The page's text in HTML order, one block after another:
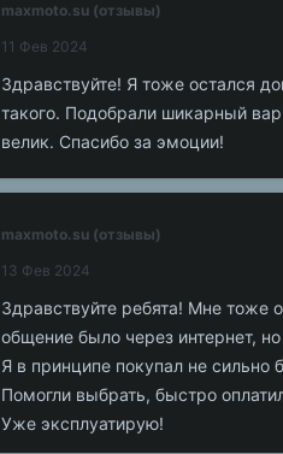
maxmoto.su (отзывы)
11 Фев 2024
Здравствуйте! Я тоже остался
такого. Подобрали шикарный
велик. Спасибо за эмоции!
maxmoto.su (отзывы)
13 Фев 2024
Здравствуйте ребята! Мне тоже
общение было через интернет,
Я в принципе покупал не
Помогли выбрать, быстро
Уже эксплуатирую!